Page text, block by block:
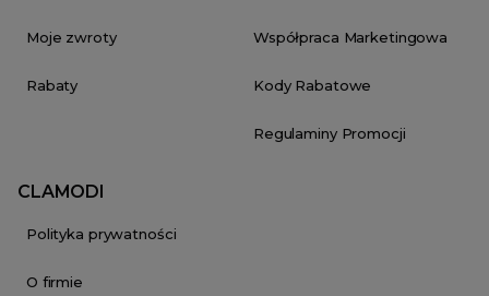
Moje zwroty
Rabaty
Współpraca Marketingowa
Kody Rabatowe
Regulaminy Promocji
CLAMODI
Polityka prywatności
O firmie